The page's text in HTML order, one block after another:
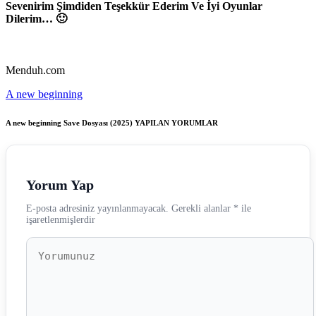
Sevenirim Şimdiden Teşekkür Ederim Ve İyi Oyunlar
Dilerim… 🙂
Menduh.com
A new beginning
A new beginning Save Dosyası (2025) YAPILAN YORUMLAR
Yorum Yap
E-posta adresiniz yayınlanmayacak. Gerekli alanlar * ile
işaretlenmişlerdir